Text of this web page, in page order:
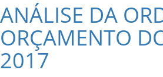
ANÁLISE DA
ORÇAMENTO
2017